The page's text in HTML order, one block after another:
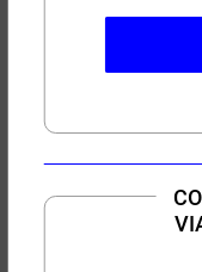
(19
Red Moon Rud &
Barbe à papa - Fruits